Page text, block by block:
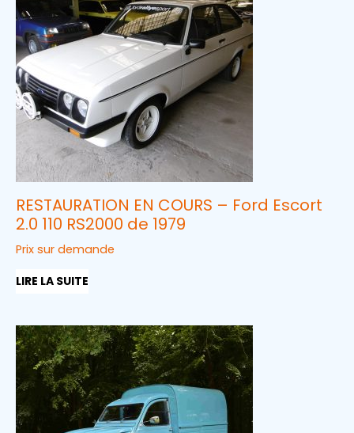
RESTAURATION EN COURS – Ford Escort
2.0 110 RS2000 de 1979
Prix sur demande
LIRE LA SUITE